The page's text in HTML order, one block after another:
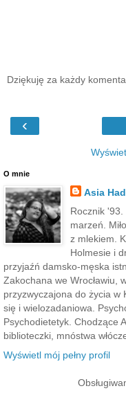
Dziękuję za każdy
‹
O mnie
Asia
Rocznik '93.
marzeń.
z mlekiem.
Holmesie i
przyjaźń damsko-męska
Zakochana we Wrocławiu,
przyzwyczajona do życia w
się i wielozadaniowa.
Psychodietetyk. Chodzące
biblioteczki, mnóstwa
Wyświetl mój pełny profil